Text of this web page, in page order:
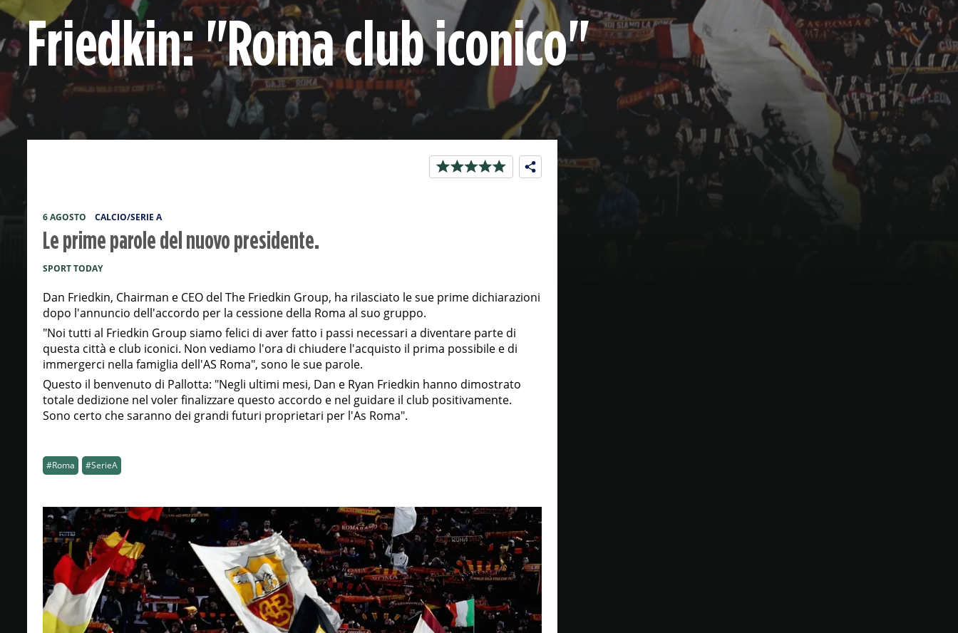
Friedkin: "Roma club iconico"
6 AGOSTO CALCIO/SERIE A
Le prime parole del nuovo presidente.
SPORT TODAY
Dan Friedkin, Chairman e CEO del The Friedkin Group, ha rilasciato le sue prime dichiarazioni
dopo l'annuncio dell'accordo per la cessione della Roma al suo gruppo.
"Noi tutti al Friedkin Group siamo felici di aver fatto i passi necessari a diventare parte di
questa città e club iconici. Non vediamo l'ora di chiudere l'acquisto il prima possibile e di
immergerci nella famiglia dell'AS Roma", sono le sue parole.
Questo il benvenuto di Pallotta: "Negli ultimi mesi, Dan e Ryan Friedkin hanno dimostrato
totale dedizione nel voler finalizzare questo accordo e nel guidare il club positivamente.
Sono certo che saranno dei grandi futuri proprietari per l'As Roma".
#Roma #SerieA